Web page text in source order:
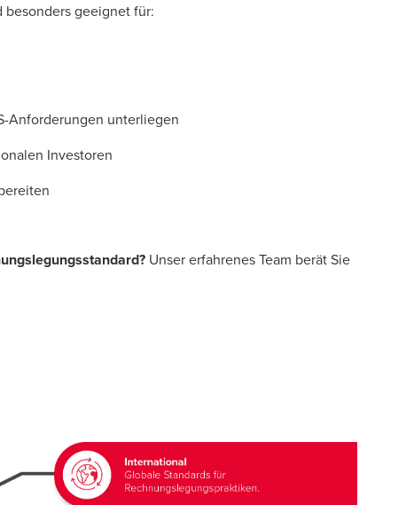
geeignet für:
Anforderungen unterliegen
Investoren
Unser erfahrenes Team berät Sie